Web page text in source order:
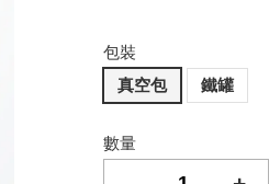
包裝
真空包
鐵罐
數量